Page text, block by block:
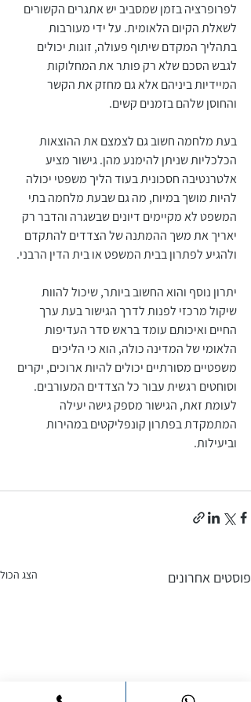
לפרופרציה בזמן שמסביב יש אתגרים הקשורים
לשאלת הקיום הלאומית. על ידי מעורבות
בתהליך המקדם שיתוף פעולה, זוגות יכולים
לגבש הסכם שלא רק פותר את המחלוקות
המיידיות ביניהם אלא גם מחזק את הקשר
והחוסן שלהם בזמנים קשים.
בעת מלחמה חשוב גם לצמצם את ההוצאות
הכלכליות שניתן להימנע מהן. גישור מציע
אלטרנטיבה חסכונית בעוד הליך משפטי יכולה
להיות מושך במיוח, מה גם שבעת מלחמה בתי
המשפט לא מקיימים דיונים שבשגרה והדבר רק
יאריך את משך ההמתנה של הצדדים להתקדם
ולהגיע לפתרון בבית המשפט או בית הדין הרבני.
יתרון נוסף והוא החשוב ביותר, שיכול להוות
שיקול מרכזי לפנות לדרך הגישור בעת ערך
החיים ואיכותם עומד בראש סדר העדיפות
הלאומי של המדינה כולה, הוא כי הליכים
משפטיים מסורתיים יכולים להיות ארוכים, יקרים
וסוחטים רגשית עבור כל הצדדים המעורבים.
לעומת זאת, הגישור מספק גישה יעילה
המתמקדת בפתרון קונפליקטים במהירות
וביעילות.
פוסטים אחרונים הצג הכול